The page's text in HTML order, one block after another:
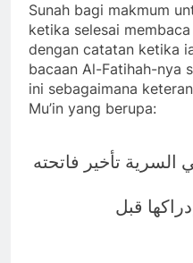
Sunah bagi makmum
ketika selesai membaca
dengan catatan ketika
bacaan Al-Fatihah-nya
ini sebagaimana
Mu’in yang berupa:
تأخير فاتحته
قبل